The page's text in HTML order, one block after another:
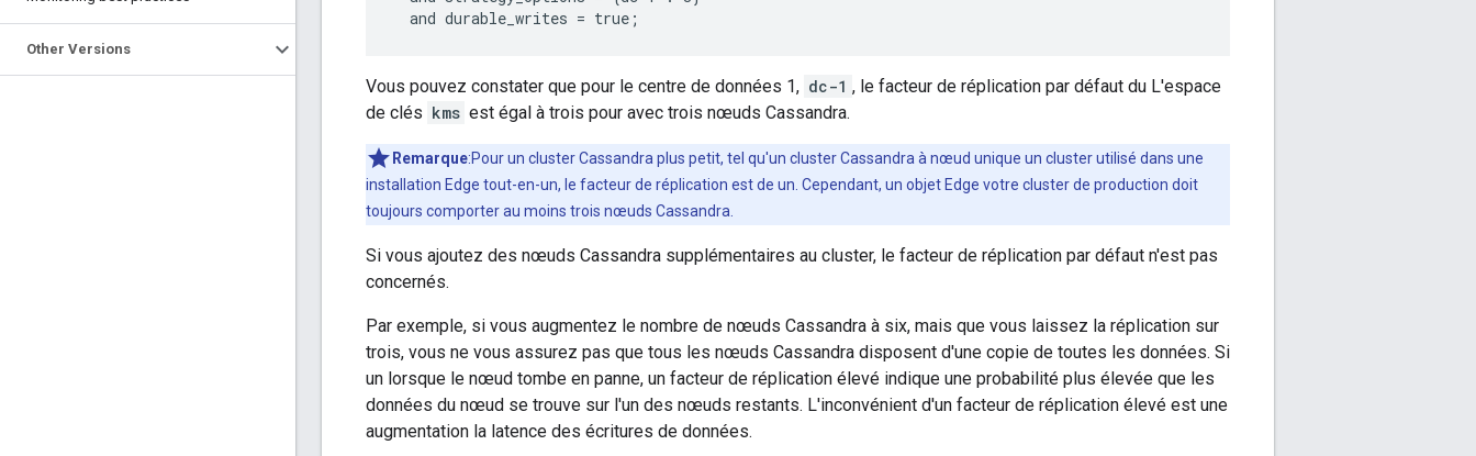
Other Versions
  and durable_writes = true;
Vous pouvez constater que pour le centre de données 1, dc-1 , le facteur de réplication par défaut du L'espace
de clés kms est égal à trois pour avec trois nœuds Cassandra.
Remarque:Pour un cluster Cassandra plus petit, tel qu'un cluster Cassandra à nœud unique un cluster utilisé dans une
installation Edge tout-en-un, le facteur de réplication est de un. Cependant, un objet Edge votre cluster de production doit
toujours comporter au moins trois nœuds Cassandra.
Si vous ajoutez des nœuds Cassandra supplémentaires au cluster, le facteur de réplication par défaut n'est pas
concernés.
Par exemple, si vous augmentez le nombre de nœuds Cassandra à six, mais que vous laissez la réplication sur
trois, vous ne vous assurez pas que tous les nœuds Cassandra disposent d'une copie de toutes les données. Si
un lorsque le nœud tombe en panne, un facteur de réplication élevé indique une probabilité plus élevée que les
données du nœud se trouve sur l'un des nœuds restants. L'inconvénient d'un facteur de réplication élevé est une
augmentation la latence des écritures de données.